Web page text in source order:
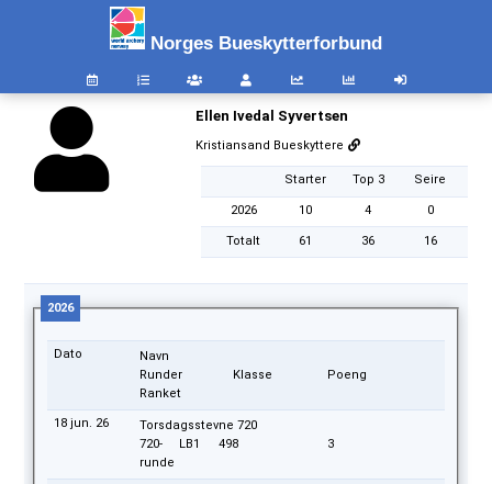
Norges Bueskytterforbund
Ellen Ivedal Syvertsen
Kristiansand Bueskyttere
Starter Top 3 Seire
2026 10 4 0
Totalt 61 36 16
2026
Dato
Navn
Runder
Klasse
Poeng
Ranket
18 jun. 26
Torsdagsstevne 720
720-
runde
LB1 498 3